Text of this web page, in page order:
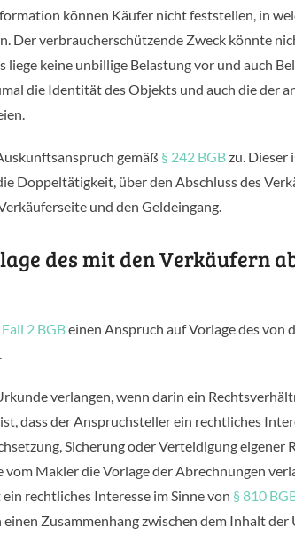
können Käufer nicht feststellen, in
Der verbraucherschützende Zweck könnte
keine unbillige Belastung vor und auch
die Identität des Objekts und auch die der
gemäß § 242 BGBzu. Dieser
Doppeltätigkeit, über den Abschluss des
und den Geldeingang.
des mit den Verkäufern
2 BGBeinen Anspruch auf Vorlage des von
verlangen, wenn darin ein
dass der Anspruchsteller ein rechtliches
Sicherung oder Verteidigung eigener
Makler die Vorlage der Abrechnungen
rechtliches Interesse im Sinne von § 810
Zusammenhang zwischen dem Inhalt